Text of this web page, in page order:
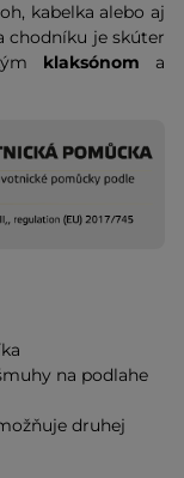
kabelka alebo aj
chodníku je skúter
klaksónom a
na podlahe
druhej